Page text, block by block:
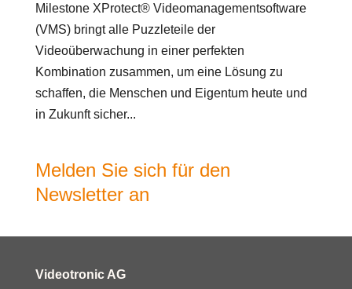
Milestone XProtect® Videomanagementsoftware
(VMS) bringt alle Puzzleteile der
Videoüberwachung in einer perfekten
Kombination zusammen, um eine Lösung zu
schaffen, die Menschen und Eigentum heute und
in Zukunft sicher...
Melden Sie sich für den
Newsletter an
Videotronic AG